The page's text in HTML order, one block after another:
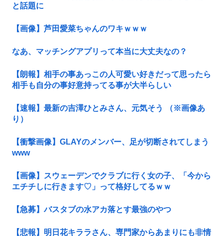
と話題に
【画像】芦田愛菜ちゃんのワキｗｗｗ
なあ、マッチングアプリって本当に大丈夫なの？
【朗報】相手の事あっこの人可愛い好きだって思ったら
相手も自分の事好意持ってる事が大半らしい
【速報】最新の吉澤ひとみさん、元気そう （※画像あ
り）
【衝撃画像】GLAYのメンバー、足が切断されてしまう
www
【画像】スウェーデンでクラブに行く女の子、「今から
エチチしに行きます♡」って格好してるｗｗ
【急募】バスタブの水アカ落とす最強のやつ
【悲報】明日花キララさん、専門家からあまりにも非情